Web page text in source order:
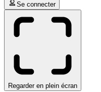
Se connecter
Regarder en plein écran